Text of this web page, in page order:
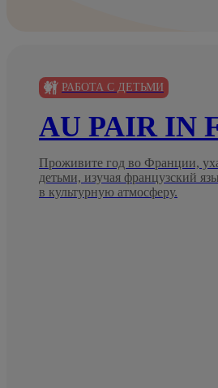
РАБОТА С ДЕТЬМИ
AU PAIR IN
Проживите год во Франции,
детьми, изучая французский
в культурную атмосферу.